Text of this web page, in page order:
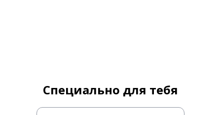
Специально для тебя